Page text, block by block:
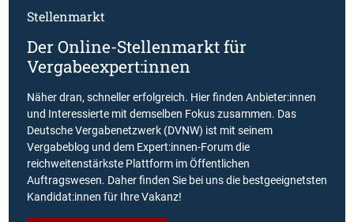
Stellenmarkt
Der Online-Stellenmarkt für
Vergabeexpert:innen
Näher dran, schneller erfolgreich. Hier finden Anbieter:innen
und Interessierte mit demselben Fokus zusammen. Das
Deutsche Vergabenetzwerk (DVNW) ist mit seinem
Vergabeblog und dem Expert:innen-Forum die
reichweitenstärkste Plattform im Öffentlichen
Auftragswesen. Daher finden Sie bei uns die bestgeeignetsten
Kandidat:innen für Ihre Vakanz!